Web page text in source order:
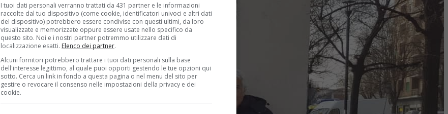
I tuoi dati personali verranno trattati da 431 partner e le informazioni
raccolte dal tuo dispositivo (come cookie, identificatori univoci e altri dati
del dispositivo) potrebbero essere condivise con questi ultimi, da loro
visualizzate e memorizzate oppure essere usate nello specifico da
questo sito. Noi e i nostri partner potremmo utilizzare dati di
localizzazione esatti. Elenco dei partner.
Alcuni fornitori potrebbero trattare i tuoi dati personali sulla base
dell'interesse legittimo, al quale puoi opporti gestendo le tue opzioni qui
sotto. Cerca un link in fondo a questa pagina o nel menu del sito per
gestire o revocare il consenso nelle impostazioni della privacy e dei
cookie.